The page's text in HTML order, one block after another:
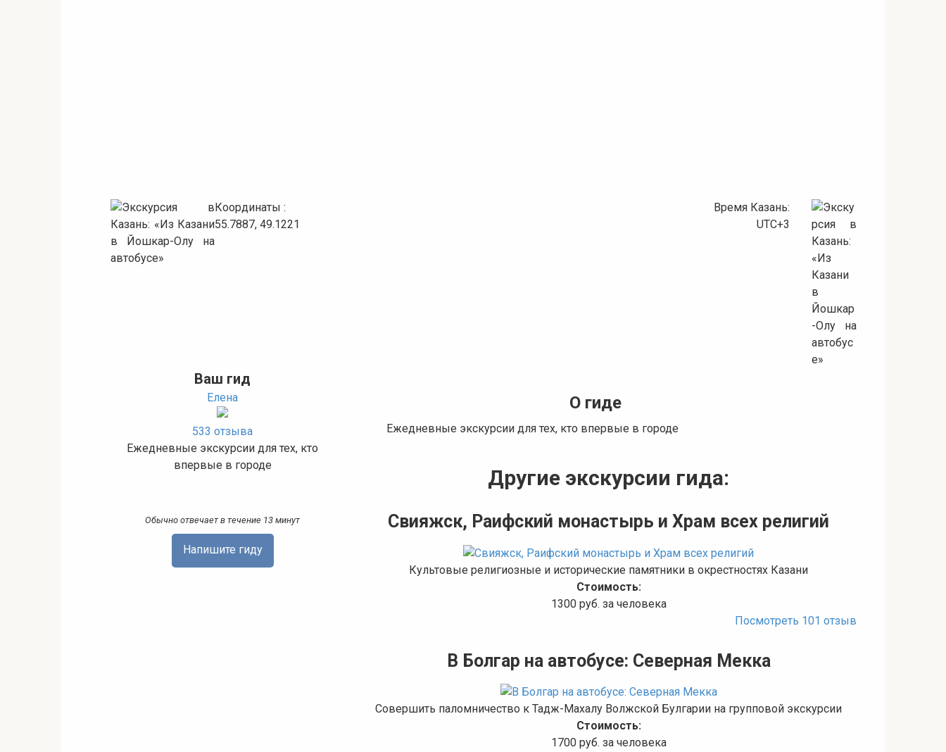
Координаты :
55.7887, 49.1221
Время Казань:
UTC+3
Ваш гид
Елена
533 отзыва
Ежедневные экскурсии для тех, кто
впервые в городе
Обычно отвечает в течение 13 минут
Напишите гиду
О гиде
Ежедневные экскурсии для тех, кто впервые в городе
Другие экскурсии гида:
Свияжск, Раифский монастырь и Храм всех религий
Культовые религиозные и исторические памятники в окрестностях Казани
Стоимость:
1300 руб. за человека
Посмотреть 101 отзыв
В Болгар на автобусе: Северная Мекка
Совершить паломничество к Тадж-Махалу Волжской Булгарии на групповой экскурсии
Стоимость:
1700 руб. за человека